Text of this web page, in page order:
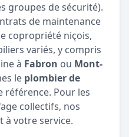
groupes de sécurité).
de maintenance
copropriété niçois,
variés, y compris
à Fabron ou Mont-
le plombier de
référence. Pour les
collectifs, nos
à votre service.